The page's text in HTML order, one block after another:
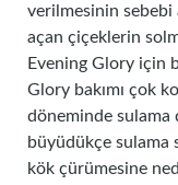
verilmesinin sebebi
açan çiçeklerin
Evening Glory için
Glory bakımı çok
döneminde sulama
büyüdükçe sulama
kök çürümesine